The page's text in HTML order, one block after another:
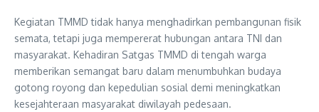
Kegiatan TMMD tidak hanya menghadirkan pembangunan fisik
semata, tetapi juga mempererat hubungan antara TNI dan
masyarakat. Kehadiran Satgas TMMD di tengah warga
memberikan semangat baru dalam menumbuhkan budaya
gotong royong dan kepedulian sosial demi meningkatkan
kesejahteraan masyarakat diwilayah pedesaan.